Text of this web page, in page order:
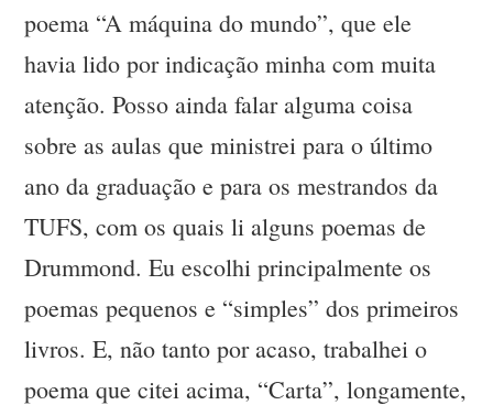
poema “A máquina do mundo”, que ele
havia lido por indicação minha com muita
atenção. Posso ainda falar alguma coisa
sobre as aulas que ministrei para o último
ano da graduação e para os mestrandos da
TUFS, com os quais li alguns poemas de
Drummond. Eu escolhi principalmente os
poemas pequenos e “simples” dos primeiros
livros. E, não tanto por acaso, trabalhei o
poema que citei acima, “Carta”, longamente,